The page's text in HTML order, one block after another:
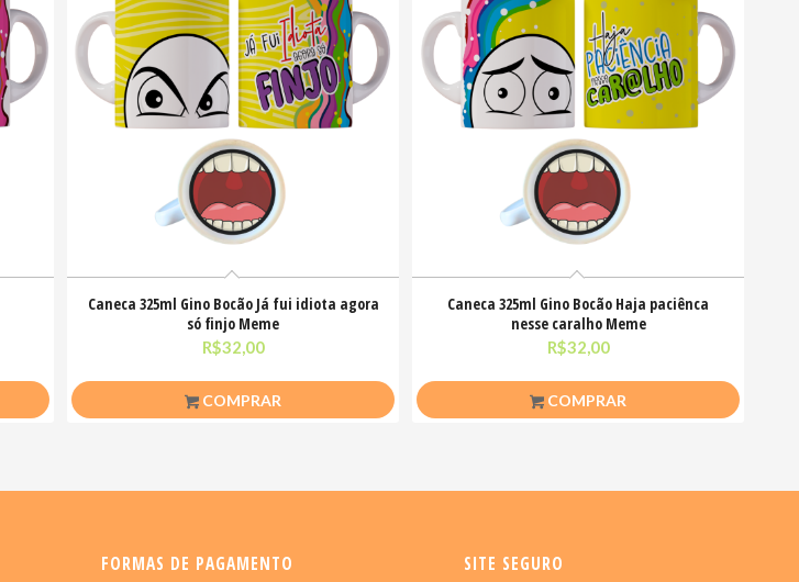
Caneca 325ml Gino Bocão Já fui idiota agora
só finjo Meme
R$32,00
COMPRAR
Caneca 325ml Gino Bocão Haja paciênca
nesse caralho Meme
R$32,00
COMPRAR
FORMAS DE PAGAMENTO SITE SEGURO